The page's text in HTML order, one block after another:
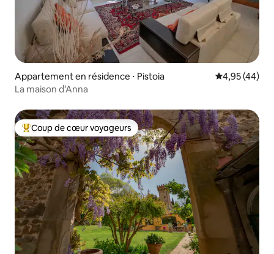
Appartement en résidence ⋅ Pistoia Évaluation
4,95 (44)
La maison d’Anna
Coups de cœur voyageurs les plus appréciés
Coup de cœur voyageurs